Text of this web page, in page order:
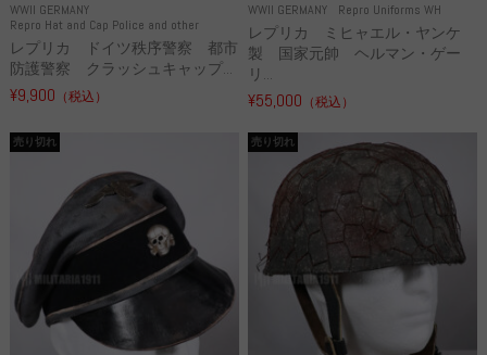
WWII GERMANY
Repro Hat and Cap Police and other
レプリカ ドイツ秩序警察 都市
防護警察 クラッシュキャップ...
¥9,900 （税込）
WWII GERMANY Repro Uniforms WH
レプリカ ミヒャエル・ヤンケ
製 国家元帥 ヘルマン・ゲー
リ...
¥55,000 （税込）
売り切れ 売り切れ